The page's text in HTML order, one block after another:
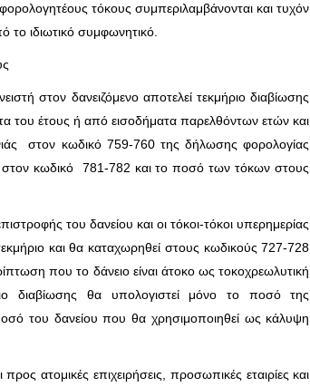
τόκους συμπεριλαμβάνονται και τυχόν
ιδιωτικό συμφωνητικό.
στον δανειζόμενο αποτελεί τεκμήριο διαβίωσης
του έτους ή από εισοδήματα παρελθόντων ετών και
στον κωδικό 759-760 της δήλωσης φορολογίας
κωδικό 781-782 και το ποσό των τόκων στους
του δανείου και οι τόκοι-τόκοι υπερημερίας
και θα καταχωρηθεί στους κωδικούς 727-728
που το δάνειο είναι άτοκο ως τοκοχρεωλυτική
διαβίωσης θα υπολογιστεί μόνο το ποσό της
του δανείου που θα χρησιμοποιηθεί ως κάλυψη
ατομικές επιχειρήσεις, προσωπικές εταιρίες και